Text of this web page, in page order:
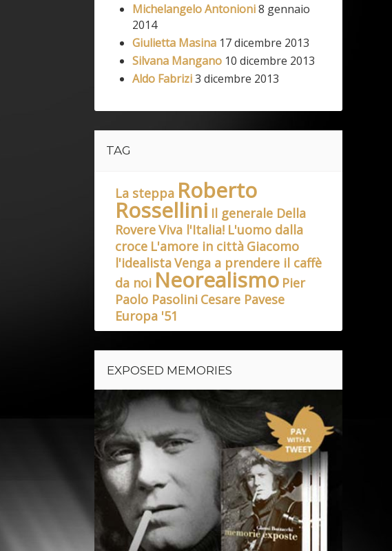
Michelangelo Antonioni8 gennaio
2014
Giulietta Masina 17 dicembre 2013
Silvana Mangano 10 dicembre 2013
Aldo Fabrizi3 dicembre 2013
TAG
La steppa Roberto
Rossellini Il generale Della
RovereViva l'Italia! L'uomo dalla
croce L'amore in città Giacomo
l'idealistaVenga a prendere il caffè
da noi Neorealismo Pier
Paolo Pasolini Cesare Pavese
Europa '51
EXPOSED MEMORIES